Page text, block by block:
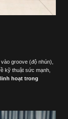
groove (độ nhún),
kỹ thuật sức mạnh,
hoạt trong